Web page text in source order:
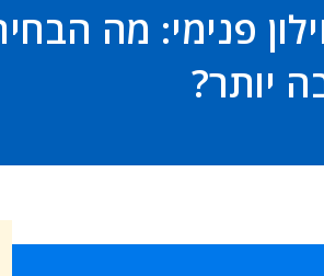
פנימי: מה
יותר?